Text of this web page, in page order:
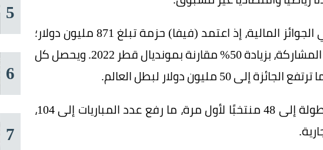
وتستعد البطولة لتسجيل أرقام قياسية في الجوائز المالية، إذ اعتمد (فيفا) حزمة تبلغ 871 مليون دولار؛
منها 655 مليون دولار مخصصة للمنتخبات المشاركة، بزيادة 50% مقارنة بمونديال قطر 2022. ويحصل كل
وتأتي هذه القفزة المالية نتيجة توسع البطولة إلى 48 منتخبًا لأول مرة، ما رفع عدد المباريات إلى 104،
5
6
7